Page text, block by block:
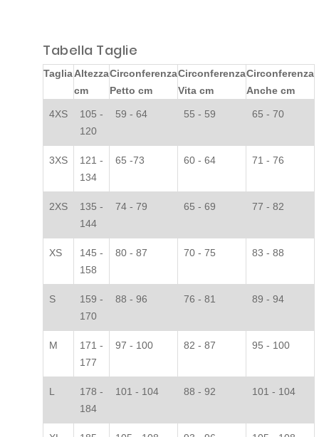
Tabella Taglie
TagliaAltezza
cm
Circonferenza
Petto cm
Circonferenza
Vita cm
Circonferenza
Anche cm
4XS
105 -
120
59 - 64 55 - 59 65 - 70
3XS
121 -
134
65 -73 60 - 64 71 - 76
2XS
135 -
144
74 - 79 65 - 69 77 - 82
XS
145 -
158
80 - 87 70 - 75 83 - 88
S
159 -
170
88 - 96 76 - 81 89 - 94
M
171 -
177
97 - 100 82 - 87 95 - 100
L
178 -
184
101 - 104 88 - 92 101 - 104